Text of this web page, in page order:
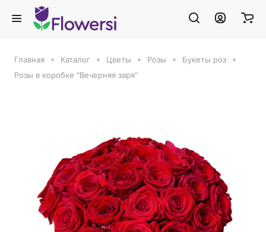
Главная Каталог Цветы Розы
Букеты роз
Розы в коробке "Вечерняя заря"